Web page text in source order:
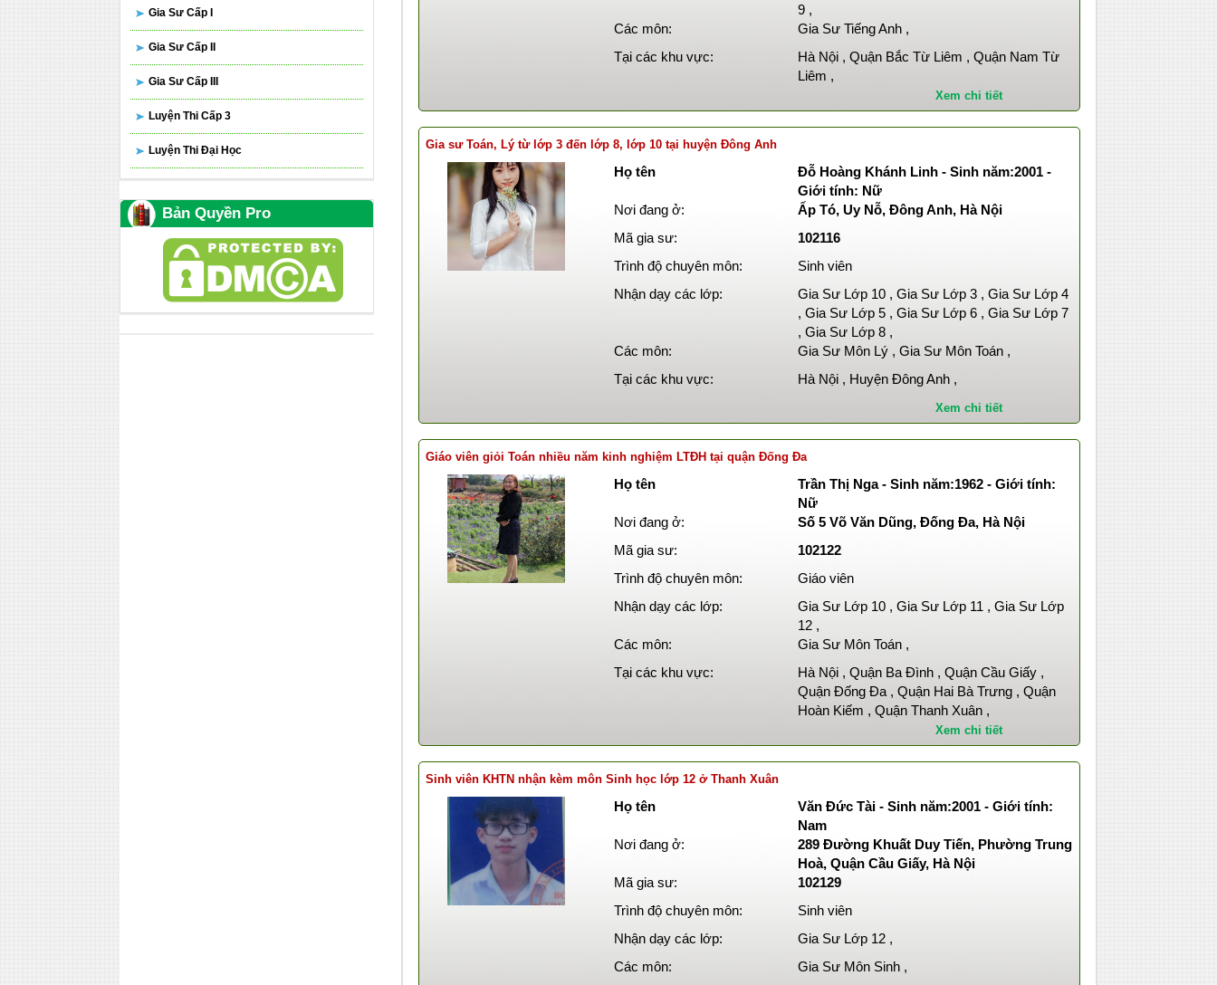
9 ,
Các môn:
Gia Sư Tiếng Anh ,
Tại các khu vực:
Hà Nội , Quận Bắc Từ Liêm , Quận Nam Từ
Liêm ,
Xem chi tiết
Gia sư Toán, Lý từ lớp 3 đến lớp 8, lớp 10 tại huyện Đông Anh
Họ tên
Đỗ Hoàng Khánh Linh - Sinh năm:2001 -
Giới tính: Nữ
Nơi đang ở:
Ấp Tó, Uy Nỗ, Đông Anh, Hà Nội
Mã gia sư:
102116
Trình độ chuyên môn:
Sinh viên
Nhận dạy các lớp:
Gia Sư Lớp 10 , Gia Sư Lớp 3 , Gia Sư Lớp 4
, Gia Sư Lớp 5 , Gia Sư Lớp 6 , Gia Sư Lớp 7
, Gia Sư Lớp 8 ,
Các môn:
Gia Sư Môn Lý , Gia Sư Môn Toán ,
Tại các khu vực:
Hà Nội , Huyện Đông Anh ,
Xem chi tiết
Giáo viên giỏi Toán nhiều năm kinh nghiệm LTĐH tại quận Đống Đa
Họ tên
Trần Thị Nga - Sinh năm:1962 - Giới tính:
Nữ
Nơi đang ở:
Số 5 Võ Văn Dũng, Đống Đa, Hà Nội
Mã gia sư:
102122
Trình độ chuyên môn:
Giáo viên
Nhận dạy các lớp:
Gia Sư Lớp 10 , Gia Sư Lớp 11 , Gia Sư Lớp
12 ,
Các môn:
Gia Sư Môn Toán ,
Tại các khu vực:
Hà Nội , Quận Ba Đình , Quận Cầu Giấy ,
Quận Đống Đa , Quận Hai Bà Trưng , Quận
Hoàn Kiếm , Quận Thanh Xuân ,
Xem chi tiết
Sinh viên KHTN nhận kèm môn Sinh học lớp 12 ở Thanh Xuân
Họ tên
Văn Đức Tài - Sinh năm:2001 - Giới tính:
Nam
Nơi đang ở:
289 Đường Khuất Duy Tiến, Phường Trung
Hoà, Quận Cầu Giấy, Hà Nội
Mã gia sư:
102129
Trình độ chuyên môn:
Sinh viên
Nhận dạy các lớp:
Gia Sư Lớp 12 ,
Các môn:
Gia Sư Môn Sinh ,
Gia Sư Cấp I
Gia Sư Cấp II
Gia Sư Cấp III
Luyện Thi Cấp 3
Luyện Thi Đại Học
Bản Quyền Pro